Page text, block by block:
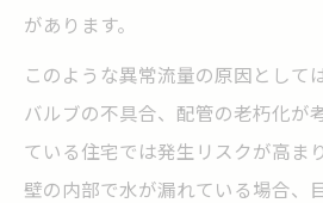
があります。
このような異常流量の原因として
バルブの不具合、配管の老朽化が
ている住宅では発生リスクが高ま
壁の内部で水が漏れている場合、